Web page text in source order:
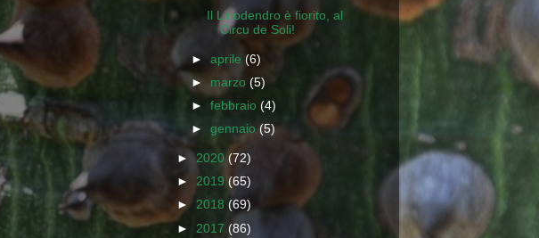
Il Liriodendro è fiorito, al
Circu de Soli!
►aprile(6)
► marzo(5)
►febbraio(4)
►gennaio(5)
►2020 (72)
► 2019 (65)
► 2018 (69)
► 2017 (86)